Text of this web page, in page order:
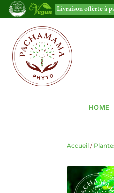
Livraison offerte à
HOME
Accueil /